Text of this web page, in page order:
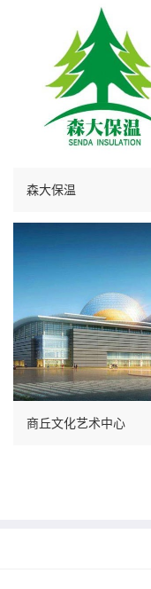
森大保温
商丘文化艺术中心